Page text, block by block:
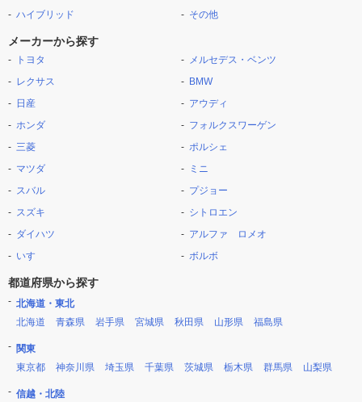
ハイブリッド
その他
メーカーから探す
トヨタ
レクサス
日産
ホンダ
三菱
マツダ
スバル
スズキ
ダイハツ
いすゞ
メルセデス・ベンツ
BMW
アウディ
フォルクスワーゲン
ポルシェ
ミニ
プジョー
シトロエン
アルファ ロメオ
ボルボ
都道府県から探す
北海道・東北
北海道
青森県 岩手県 宮城県 秋田県 山形県 福島県
関東
東京都
神奈川県 埼玉県 千葉県 茨城県 栃木県 群馬県 山梨県
信越・北陸